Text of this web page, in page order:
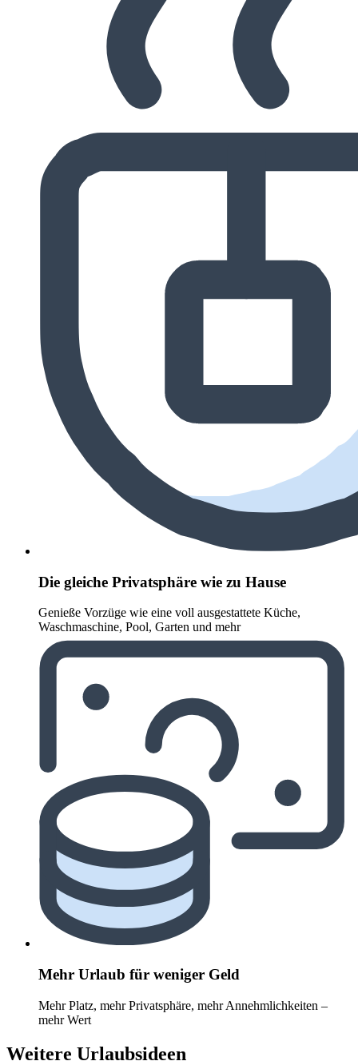
Die gleiche Privatsphäre wie zu Hause
Genieße Vorzüge wie eine voll ausgestattete Küche,
Waschmaschine, Pool, Garten und mehr
Mehr Urlaub für weniger Geld
Mehr Platz, mehr Privatsphäre, mehr Annehmlichkeiten –
mehr Wert
Weitere Urlaubsideen